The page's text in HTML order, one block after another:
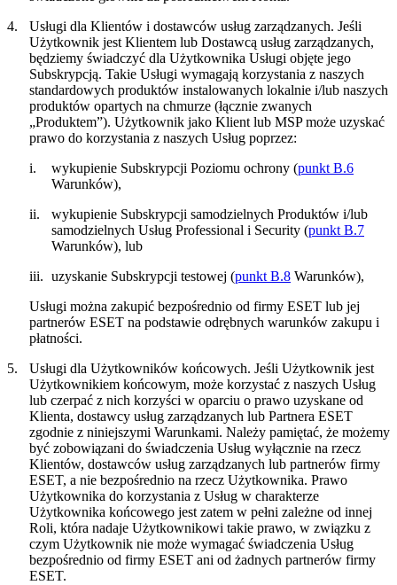
4.
Usługi dla Klientów i dostawców usług zarządzanych. Jeśli
Użytkownik jest Klientem lub Dostawcą usług zarządzanych,
będziemy świadczyć dla Użytkownika Usługi objęte jego
Subskrypcją. Takie Usługi wymagają korzystania z naszych
standardowych produktów instalowanych lokalnie i/lub naszych
produktów opartych na chmurze (łącznie zwanych
„Produktem”). Użytkownik jako Klient lub MSP może uzyskać
prawo do korzystania z naszych Usług poprzez:
i.
wykupienie Subskrypcji Poziomu ochrony (punkt B.6
Warunków),
ii.
wykupienie Subskrypcji samodzielnych Produktów i/lub
samodzielnych Usług Professional i Security (punkt B.7
Warunków), lub
iii. uzyskanie Subskrypcji testowej (punkt B.8 Warunków),
Usługi można zakupić bezpośrednio od firmy ESET lub jej
partnerów ESET na podstawie odrębnych warunków zakupu i
płatności.
5.
Usługi dla Użytkowników końcowych. Jeśli Użytkownik jest
Użytkownikiem końcowym, może korzystać z naszych Usług
lub czerpać z nich korzyści w oparciu o prawo uzyskane od
Klienta, dostawcy usług zarządzanych lub Partnera ESET
zgodnie z niniejszymi Warunkami. Należy pamiętać, że możemy
być zobowiązani do świadczenia Usług wyłącznie na rzecz
Klientów, dostawców usług zarządzanych lub partnerów firmy
ESET, a nie bezpośrednio na rzecz Użytkownika. Prawo
Użytkownika do korzystania z Usług w charakterze
Użytkownika końcowego jest zatem w pełni zależne od innej
Roli, która nadaje Użytkownikowi takie prawo, w związku z
czym Użytkownik nie może wymagać świadczenia Usług
bezpośrednio od firmy ESET ani od żadnych partnerów firmy
ESET.